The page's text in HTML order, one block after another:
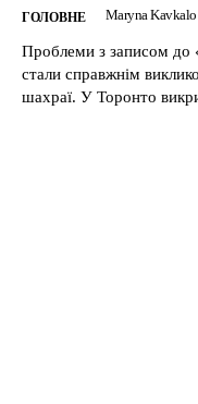
ГОЛОВНЕ Maryna Kavkalo
Проблеми з записом до
стали справжнім
шахраї. У Торонто